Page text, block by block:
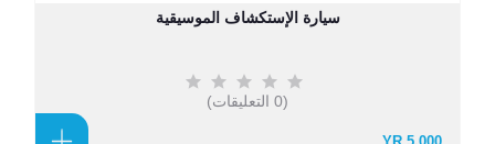
سيارة الإستكشاف الموسيقية
(0 التعليقات)